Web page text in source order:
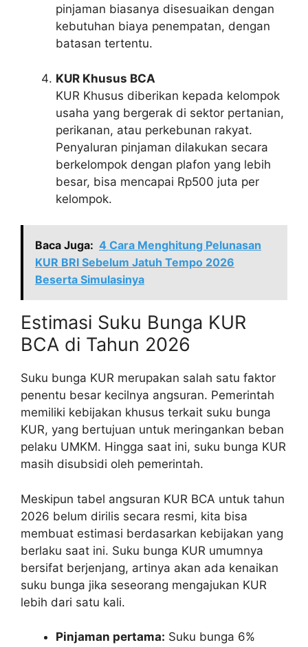
pinjaman biasanya disesuaikan dengan
kebutuhan biaya penempatan, dengan
batasan tertentu.
KUR Khusus BCA
KUR Khusus diberikan kepada kelompok
usaha yang bergerak di sektor pertanian,
perikanan, atau perkebunan rakyat.
Penyaluran pinjaman dilakukan secara
berkelompok dengan plafon yang lebih
besar, bisa mencapai Rp500 juta per
kelompok.
Baca Juga: 4 Cara Menghitung Pelunasan
KUR BRI Sebelum Jatuh Tempo 2026
Beserta Simulasinya
Estimasi Suku Bunga KUR
BCA di Tahun 2026
Suku bunga KUR merupakan salah satu faktor
penentu besar kecilnya angsuran. Pemerintah
memiliki kebijakan khusus terkait suku bunga
KUR, yang bertujuan untuk meringankan beban
pelaku UMKM. Hingga saat ini, suku bunga KUR
masih disubsidi oleh pemerintah.
Meskipun tabel angsuran KUR BCA untuk tahun
2026 belum dirilis secara resmi, kita bisa
membuat estimasi berdasarkan kebijakan yang
berlaku saat ini. Suku bunga KUR umumnya
bersifat berjenjang, artinya akan ada kenaikan
suku bunga jika seseorang mengajukan KUR
lebih dari satu kali.
Pinjaman pertama: Suku bunga 6%